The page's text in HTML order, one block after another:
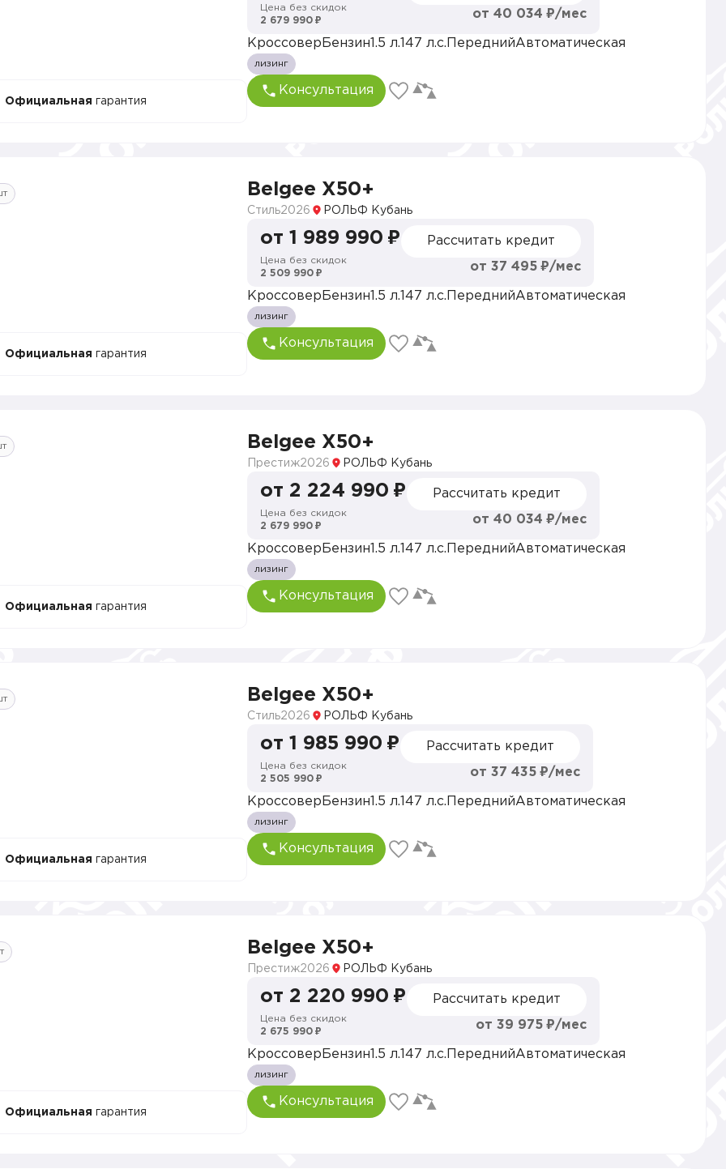
Официальная гарантия
Цена без скидок
2 679 990 ₽
от 40 034 ₽/мес
Кроссовер Бензин 1.5 л. 147 л.с. ПереднийАвтоматическая
лизинг
Консультация
Официальная гарантия
Belgee X50+
Стиль2026 РОЛЬФ Кубань
от 1 989 990 ₽
Цена без скидок
2 509 990 ₽
Рассчитать кредит
от 37 495 ₽/мес
Кроссовер Бензин 1.5 л. 147 л.с. ПереднийАвтоматическая
лизинг
Консультация
Официальная гарантия
Belgee X50+
Престиж2026 РОЛЬФ Кубань
от 2 224 990 ₽
Цена без скидок
2 679 990 ₽
Рассчитать кредит
от 40 034 ₽/мес
Кроссовер Бензин 1.5 л. 147 л.с. ПереднийАвтоматическая
лизинг
Консультация
Официальная гарантия
Belgee X50+
Стиль2026 РОЛЬФ Кубань
от 1 985 990 ₽
Цена без скидок
2 505 990 ₽
Рассчитать кредит
от 37 435 ₽/мес
Кроссовер Бензин 1.5 л. 147 л.с. ПереднийАвтоматическая
лизинг
Консультация
Официальная гарантия
Belgee X50+
Престиж2026 РОЛЬФ Кубань
от 2 220 990 ₽
Цена без скидок
2 675 990 ₽
Рассчитать кредит
от 39 975 ₽/мес
Кроссовер Бензин 1.5 л. 147 л.с. ПереднийАвтоматическая
лизинг
Консультация